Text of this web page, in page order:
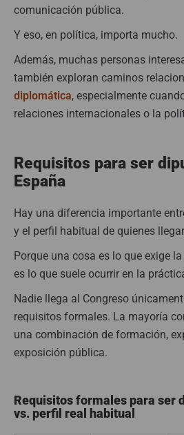
comunicación pública.
Y eso, en política, importa mucho.
Además, muchas personas
también exploran caminos
diplomática, especialmente
relaciones internacionales o la
Requisitos para ser
España
Hay una diferencia importante
y el perfil habitual de quienes
Porque una cosa es lo que exige
es lo que suele ocurrir en la
Nadie llega al Congreso
requisitos formales. La mayoría
una combinación de formación,
exposición pública.
Requisitos formales para ser
vs. perfil real habitual